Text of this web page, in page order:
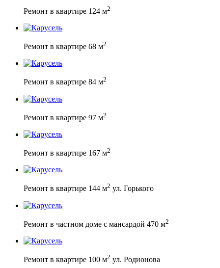
Ремонт в квартире 124 м2
Ремонт в квартире 68 м2
Ремонт в квартире 84 м2
Ремонт в квартире 97 м2
Ремонт в квартире 167 м2
Ремонт в квартире 144 м2 ул. Горького
Ремонт в частном доме с мансардой 470 м2
Ремонт в квартире 100 м2 ул. Родионова